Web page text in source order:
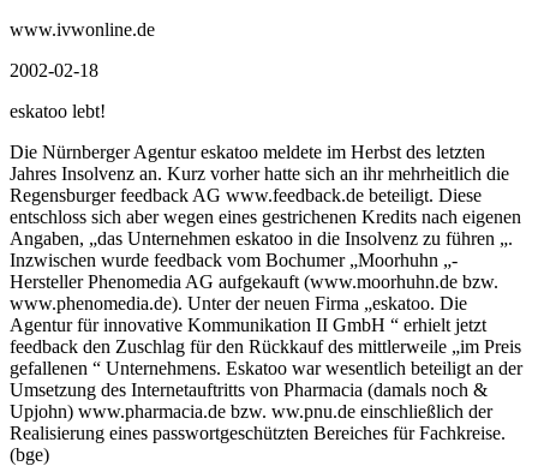
www.ivwonline.de
2002-02-18
eskatoo lebt!
Die Nürnberger Agentur eskatoo meldete im Herbst des letzten
Jahres Insolvenz an. Kurz vorher hatte sich an ihr mehrheitlich die
Regensburger feedback AG www.feedback.de beteiligt. Diese
entschloss sich aber wegen eines gestrichenen Kredits nach eigenen
Angaben, „das Unternehmen eskatoo in die Insolvenz zu führen „.
Inzwischen wurde feedback vom Bochumer „Moorhuhn „-
Hersteller Phenomedia AG aufgekauft (www.moorhuhn.de bzw.
www.phenomedia.de). Unter der neuen Firma „eskatoo. Die
Agentur für innovative Kommunikation II GmbH “ erhielt jetzt
feedback den Zuschlag für den Rückkauf des mittlerweile „im Preis
gefallenen “ Unternehmens. Eskatoo war wesentlich beteiligt an der
Umsetzung des Internetauftritts von Pharmacia (damals noch &
Upjohn) www.pharmacia.de bzw. ww.pnu.de einschließlich der
Realisierung eines passwortgeschützten Bereiches für Fachkreise.
(bge)